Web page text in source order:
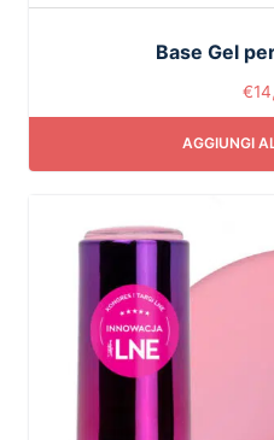
Base Gel
€
AGGIUNGI